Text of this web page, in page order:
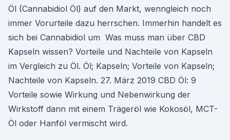
Öl (Cannabidiol Öl) auf den Markt, wenngleich noch
immer Vorurteile dazu herrschen. Immerhin handelt es
sich bei Cannabidiol um Was muss man über CBD
Kapseln wissen? Vorteile und Nachteile von Kapseln
im Vergleich zu Öl. Öl; Kapseln; Vorteile von Kapseln;
Nachteile von Kapseln. 27. März 2019 CBD Öl: 9
Vorteile sowie Wirkung und Nebenwirkung der
Wirkstoff dann mit einem Trägeröl wie Kokosöl, MCT-
Öl oder Hanföl vermischt wird.